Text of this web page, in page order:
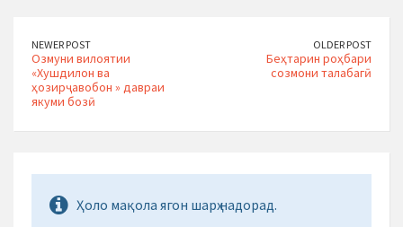
NEWER POST
Озмуни вилоятии
«Хушдилон ва
ҳозирҷавобон » давраи
якуми бозӣ
OLDER POST
Беҳтарин роҳбари
созмони талабагӣ
Ҳоло мақола ягон шарҳ надорад.